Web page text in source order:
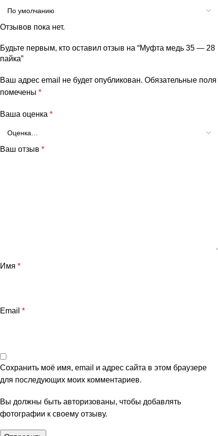
Отзывов пока нет.
Будьте первым, кто оставил отзыв на “Муфта медь 35 — 28
пайка”
Ваш адрес email не будет опубликован. Обязательные поля
помечены *
Ваша оценка *
Ваш отзыв *
Имя *
Email *
Сохранить моё имя, email и адрес сайта в этом браузере
для последующих моих комментариев.
Вы должны быть авторизованы, чтобы добавлять
фотографии к своему отзыву.